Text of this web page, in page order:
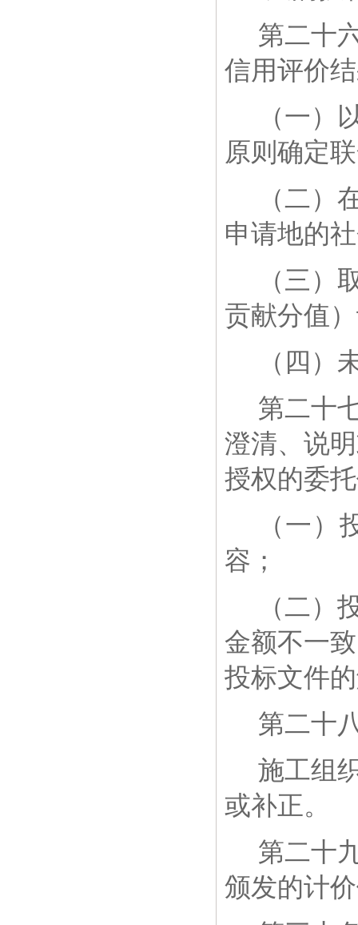
第二十
信用评价
（一）
原则确定
（二）
申请地的
（三）
贡献分值
（四）
第二十
澄清、说
授权的委
（一
容；
（二）
金额不一
投标文件
第二十
施工组
或补正。
第二十
颁发的计